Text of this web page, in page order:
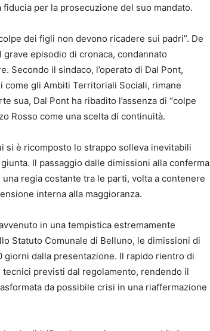
per la prosecuzione del suo mandato.
dei figli non devono ricadere sui padri”. De
episodio di cronaca, condannato
Secondo il sindaco, l’operato di Dal Pont,
gli Ambiti Territoriali Sociali, rimane
sua, Dal Pont ha ribadito l’assenza di “colpe
Rosso come una scelta di continuità.
si è ricomposto lo strappo solleva inevitabili
Il passaggio dalle dimissioni alla conferma
regia costante tra le parti, volta a contenere
interna alla maggioranza.
in una tempistica estremamente
Statuto Comunale di Belluno, le dimissioni di
dalla presentazione. Il rapido rientro di
previsti dal regolamento, rendendo il
da possibile crisi in una riaffermazione